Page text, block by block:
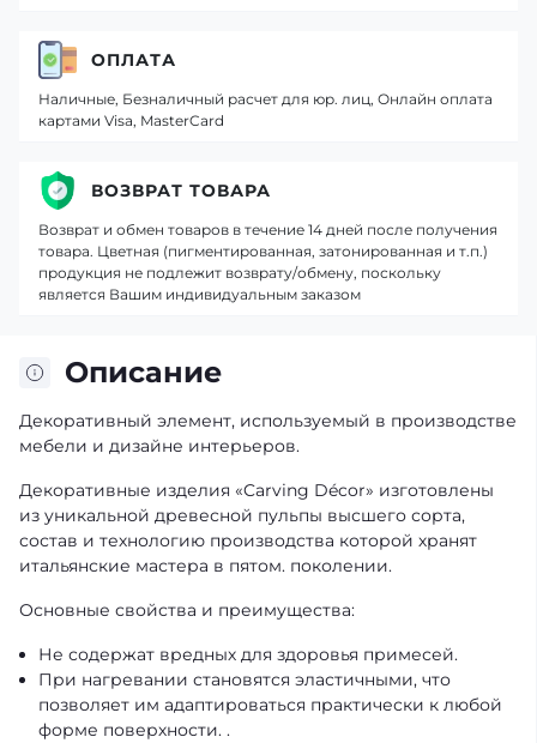
Описание
Декоративный элемент, используемый в производстве
мебели и дизайне интерьеров.
Декоративные изделия «Carving Décor» изготовлены
из уникальной древесной пульпы высшего сорта,
состав и технологию производства которой хранят
итальянские мастера в пятом. поколении.
Основные свойства и преимущества:
Не содержат вредных для здоровья примесей.
При нагревании становятся эластичными, что
позволяет им адаптироваться практически к любой
форме поверхности. .
ОПЛАТА
Наличные, Безналичный расчет для юр. лиц, Онлайн оплата
картами Visa, MasterCard
ВОЗВРАТ ТОВАРА
Возврат и обмен товаров в течение 14 дней после получения
товара. Цветная (пигментированная, затонированная и т.п.)
продукция не подлежит возврату/обмену, поскольку
является Вашим индивидуальным заказом